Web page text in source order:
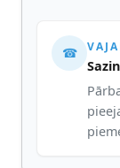
☎